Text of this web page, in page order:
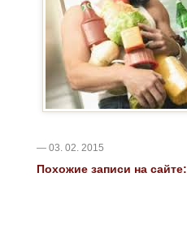
— 03. 02. 2015
Похожие записи на сайте: